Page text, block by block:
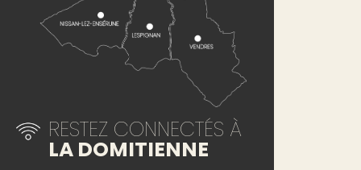
RESTEZ CONNECTÉS À
LA DOMITIENNE